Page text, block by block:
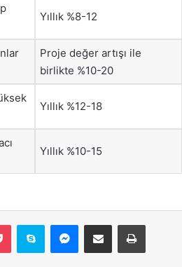
Yıllık %8-12
Proje değer artışı ile
birlikte %10-20
Yıllık %12-18
Yıllık %10-15
Pocket Skype Messenger
E-Posta ile paylaş Yazdır